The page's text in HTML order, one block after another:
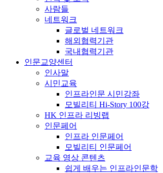
사람들
네트워크
글로벌 네트워크
해외협력기관
국내협력기관
인문교양센터
인사말
시민교육
인프라인문 시민강좌
모빌리티 Hi-Story 100강
HK 인프라 리빙랩
인문페어
인프라 인문페어
모빌리티 인문페어
교육 영상 콘텐츠
쉽게 배우는 인프라인문학